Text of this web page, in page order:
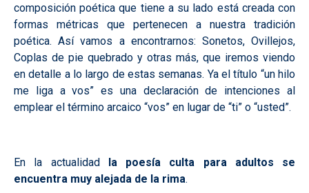
composición poética que tiene a su lado está creada con
formas métricas que pertenecen a nuestra tradición
poética. Así vamos a encontrarnos: Sonetos, Ovillejos,
Coplas de pie quebrado y otras más, que iremos viendo
en detalle a lo largo de estas semanas. Ya el título “un hilo
me liga a vos” es una declaración de intenciones al
emplear el término arcaico “vos” en lugar de “ti” o “usted”.
En la actualidad la poesía culta para adultos se
encuentra muy alejada de la rima.